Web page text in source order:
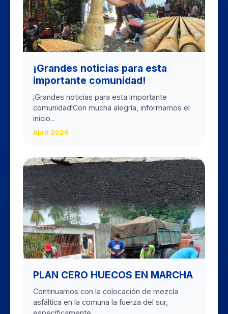
​¡Grandes noticias para esta
importante comunidad!
​¡Grandes noticias para esta importante
comunidad! ​Con mucha alegría, informamos el
inicio...
Abril 2026
PLAN CERO HUECOS EN MARCHA
Continuamos con la colocación de mezcla
asfáltica en la comuna la fuerza del sur,